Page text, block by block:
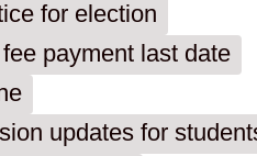
for election
payment last date
updates for